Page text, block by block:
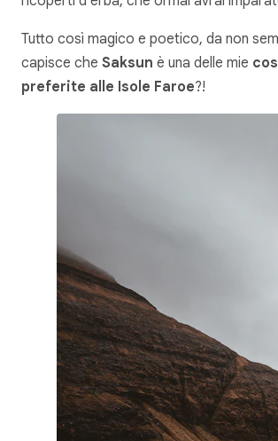
Tutto così magico e poetico, da non
capisce che Saksun è una delle mie
preferite alle Isole Faroe?!